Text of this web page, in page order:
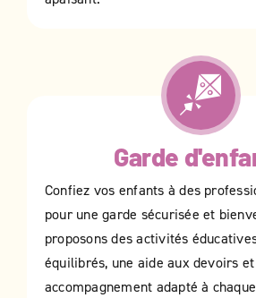
Garde
Confiez vos enfants à des
pour une garde sécurisée et
proposons des activités
équilibrés, une aide aux devoirs
accompagnement adapté à